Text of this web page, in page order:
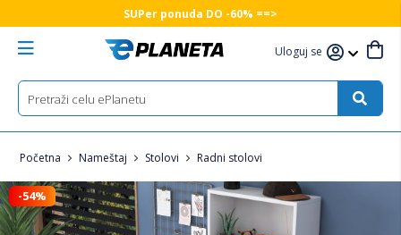
SUPer ponuda DO -60% ==>
Uloguj se
Početna Nameštaj Stolovi Radni stolovi
-54%